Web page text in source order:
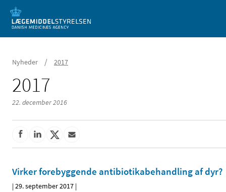
Mobil visning
Nyheder / 2017
2017
22. december 2016
Virker forebyggende antibiotikabehandling af dyr?
|29. september 2017 |